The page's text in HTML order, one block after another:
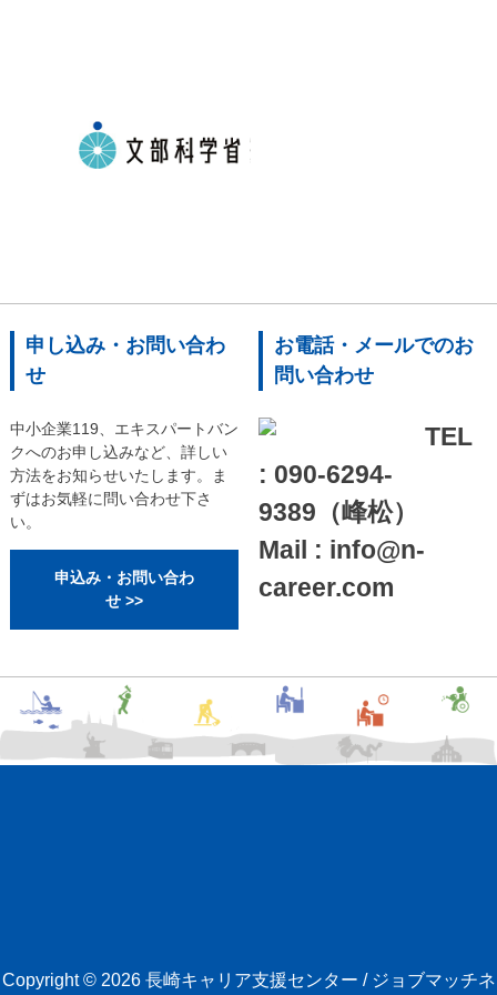
申し込み・お問い合わ
せ
中小企業119、エキスパートバン
クへのお申し込みなど、詳しい
方法をお知らせいたします。ま
ずはお気軽に問い合わせ下さ
い。
申込み・お問い合わ
せ >>
お電話・メールでのお
問い合わせ
TEL
: 090-6294-
9389（峰松）
Mail : info@n-
career.com
Copyright © 2026 長崎キャリア支援センター / ジョブマッチネ